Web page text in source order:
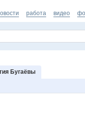
работа видео
Бугаёвы